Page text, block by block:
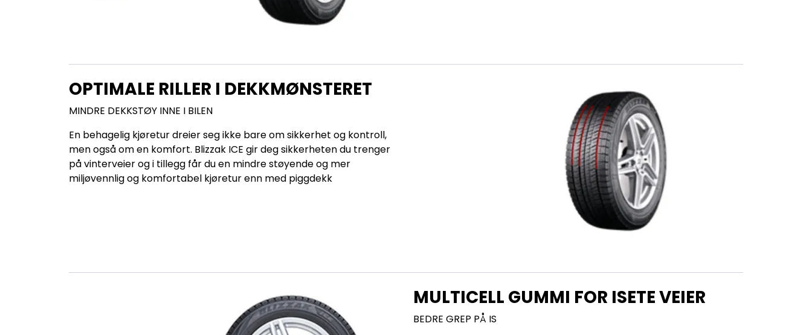
OPTIMALE RILLER I DEKKMØNSTERET
MINDRE DEKKSTØY INNE I BILEN
En behagelig kjøretur dreier seg ikke bare om sikkerhet og kontroll,
men også om en komfort. Blizzak ICE gir deg sikkerheten du trenger
på vinterveier og i tillegg får du en mindre støyende og mer
miljøvennlig og komfortabel kjøretur enn med piggdekk
MULTICELL GUMMI FOR ISETE VEIER
BEDRE GREP PÅ IS